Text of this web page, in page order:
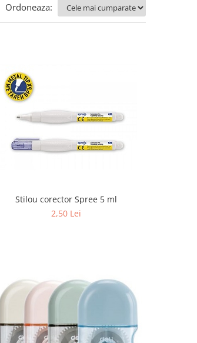
Ordoneaza:
Stilou corector Spree 5 ml
2,50 Lei